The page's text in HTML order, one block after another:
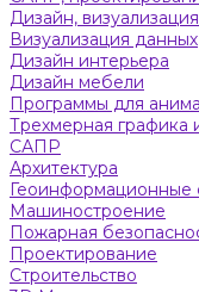
Дизайн,
Визуализация данных
Дизайн интерьера
Дизайн мебели
Программы для
Трехмерная графика
САПР
Архитектура
Геоинформационные
Машиностроение
Пожарная
Проектирование
Строительство